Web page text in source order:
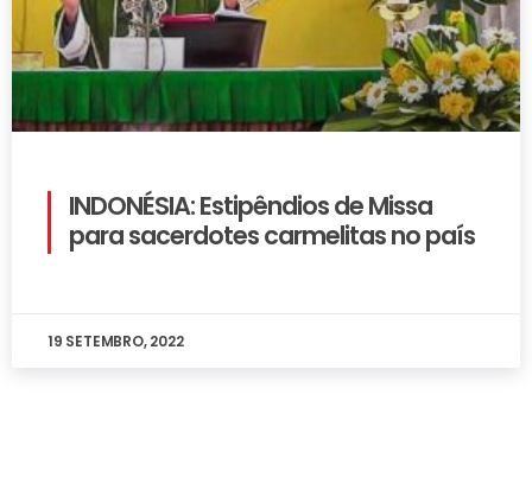
INDONÉSIA: Estipêndios de Missa
para sacerdotes carmelitas no país
19 SETEMBRO, 2022